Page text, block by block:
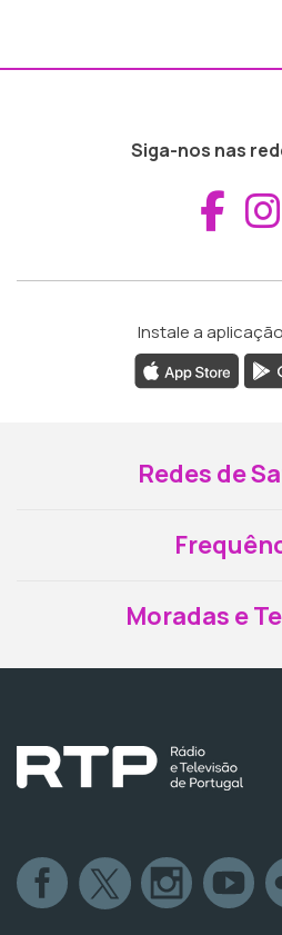
Siga-nos nas
Instale a aplicação
Redes de
Moradas e